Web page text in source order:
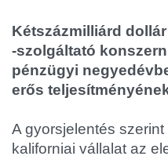
Kétszázmilliárd
-szolgáltató
pénzügyi
erős
A gyorsjelentés
kaliforniai vállalat az